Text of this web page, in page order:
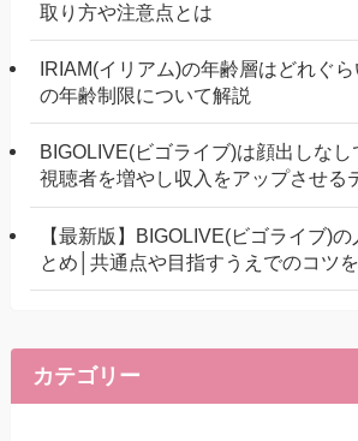
取り方や注意点とは
IRIAM(イリアム)の年齢層はどれぐ
の年齢制限について解説
BIGOLIVE(ビゴライブ)は顔出しなし
視聴者を増やし収入をアップさせる
【最新版】BIGOLIVE(ビゴライブ)
とめ│共通点や目指すうえでのコツ
カテゴリー